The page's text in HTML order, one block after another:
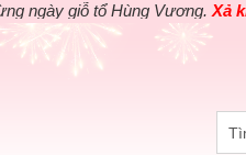
tổ Hùng Vương.Xả kho giá